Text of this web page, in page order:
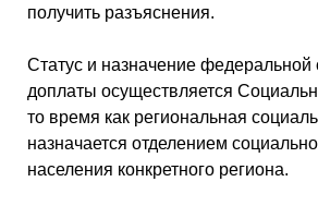
получить разъяснения.
Статус и назначение федеральной
доплаты осуществляется
то время как региональная
назначается отделением
населения конкретного региона.